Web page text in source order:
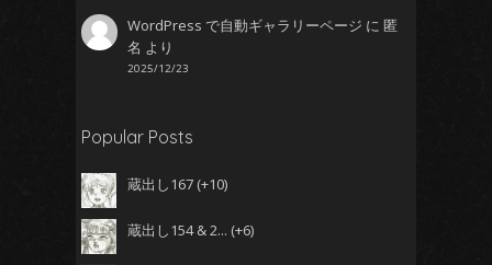
WordPress で自動ギャラリーページ に匿
名 より
2025/12/23
Popular Posts
蔵出し167 +10
蔵出し154 & 2... +6